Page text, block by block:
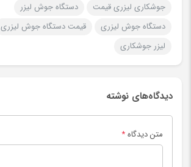
جوشکاری لیزری قیمت
دستگاه جوش لیزر
دستگاه جوش لیزری
قیمت دستگاه جوش لیزری
لیزر جوشکاری
دیدگاه‌های نوشته
متن دیدگاه*